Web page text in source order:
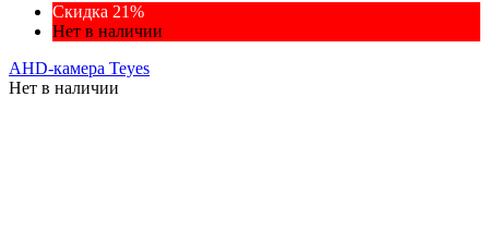
Скидка 21%
Нет в наличии
AHD-камера Teyes
Нет в наличии